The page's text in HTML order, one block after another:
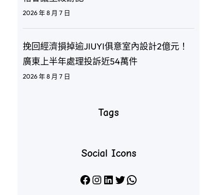
2026 年 8 月 7 日
挽回經濟損掉逾JIUYI俱意室內設計2億元！
廣東上半年處理投訴近54萬件
2026 年 8 月 7 日
Tags
Social Icons
Facebook Instagram LinkedIn X WhatsApp